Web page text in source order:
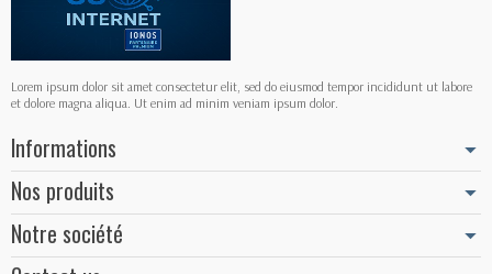
Lorem ipsum dolor sit amet consectetur elit, sed do eiusmod tempor incididunt ut labore
et dolore magna aliqua. Ut enim ad minim veniam ipsum dolor.
Informations
Nos produits
Notre société